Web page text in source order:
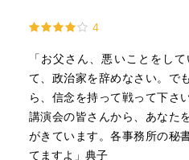
4
「お父さん、悪いことをし
て、政治家を辞めなさい。で
ら、信念を持って戦って下さ
講演会の皆さんから、あなた
がきています。各事務所の秘
てますよ」典子